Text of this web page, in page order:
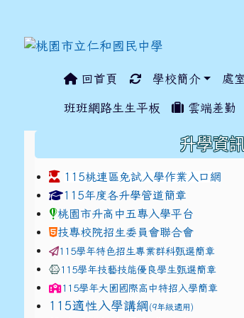
回首頁 學校簡介 處
班班網路生生平板 雲端差勤
升學資
115桃連區免試入學作業入口網
link to https://
115年度各升學管道簡章link to
link to
桃園市升高中五專入學平台
技專校院招生委員會聯合會
115學年特色招生專業群科甄選簡章
115學年技藝技能優良學生甄選簡章
115學年大園國際高中特招入學簡章
115適性入學講綱 (9年級適用)